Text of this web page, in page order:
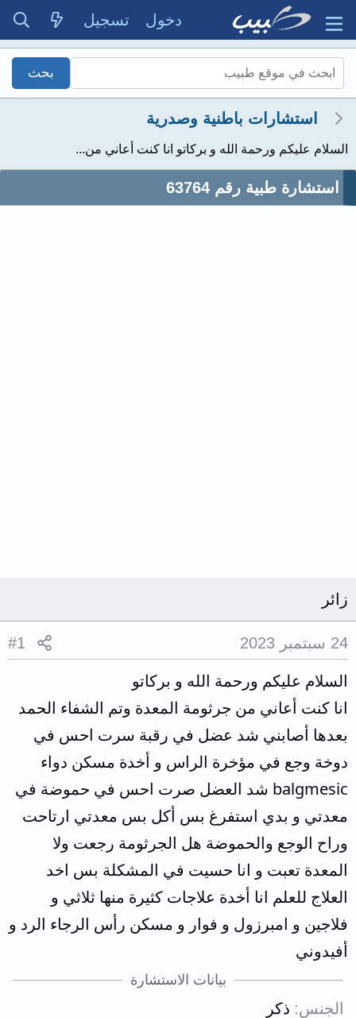
دخول تسجيل
استشارات باطنية وصدرية
السلام عليكم ورحمة الله و بركاتو انا كنت أعاني من...
استشارة طبية رقم 63764
زائر
24 سبتمبر 2023 #1
السلام عليكم ورحمة الله و بركاتو
انا كنت أعاني من جرثومة المعدة وتم الشفاء الحمد
بعدها أصابني شد عضل في رقبة سرت احس في
دوخة وجع في مؤخرة الراس و أخدة مسكن دواء
balgmesic شد العضل صرت احس في حموضة في
معدتي و بدي استفرغ بس أكل بس معدتي ارتاحت
وراح الوجع والحموضة هل الجرثومة رجعت ولا
المعدة تعبت و انا حسيت في المشكلة بس اخد
العلاج للعلم انا أخدة علاجات كثيرة منها ثلاثي و
فلاجين و امبرزول و فوار و مسكن رأس الرجاء الرد و
أفيدوني
بيانات الاستشارة
الجنس ذكر